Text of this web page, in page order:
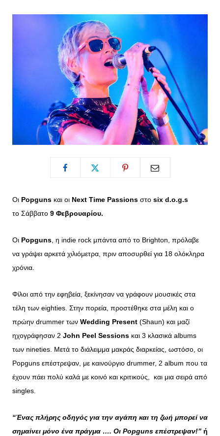
k e
r
)
m
Οι Popguns και οι Next Time Passions στο six d.o.g.s
το Σάββατο 9 Φεβρουαρίου.
Οι Popguns, η indie rock μπάντα από το Brighton, πρόλαβε
να γράψει αρκετά χιλιόμετρα, πριν αποσυρθεί για 18 ολόκληρα
χρόνια.
Φίλοι από την εφηβεία, ξεκίνησαν να γράφουν μουσικές στα
τέλη των eighties. Στην πορεία, προστέθηκε στα μέλη και ο
πρώην drummer των Wedding Present (Shaun) και μαζί
ηχογράφησαν 2 John Peel Sessions και 3 κλασικά albums
των nineties. Μετά το διάλειμμα μακράς διαρκείας, ωστόσο, οι
Popguns επέστρεψαν, με καινούργιο drummer, 2 album που τα
έχουν πάει πολύ καλά με κοινό και κριτικούς, και μια σειρά από
singles.
“Ένας πλήρης οδηγός για την αγάπη και τη ζωή μπορεί να
σημαίνει μόνο ένα πράγμα …. Οι Popguns επέστρεψαν!” ή